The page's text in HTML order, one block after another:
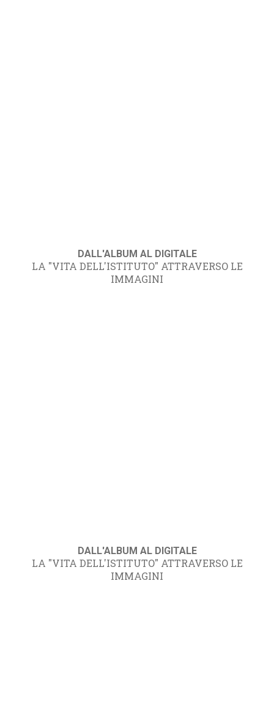
DALL'ALBUM AL DIGITALE
LA "VITA DELL'ISTITUTO" ATTRAVERSO LE
IMMAGINI
DALL'ALBUM AL DIGITALE
LA "VITA DELL'ISTITUTO" ATTRAVERSO LE
IMMAGINI